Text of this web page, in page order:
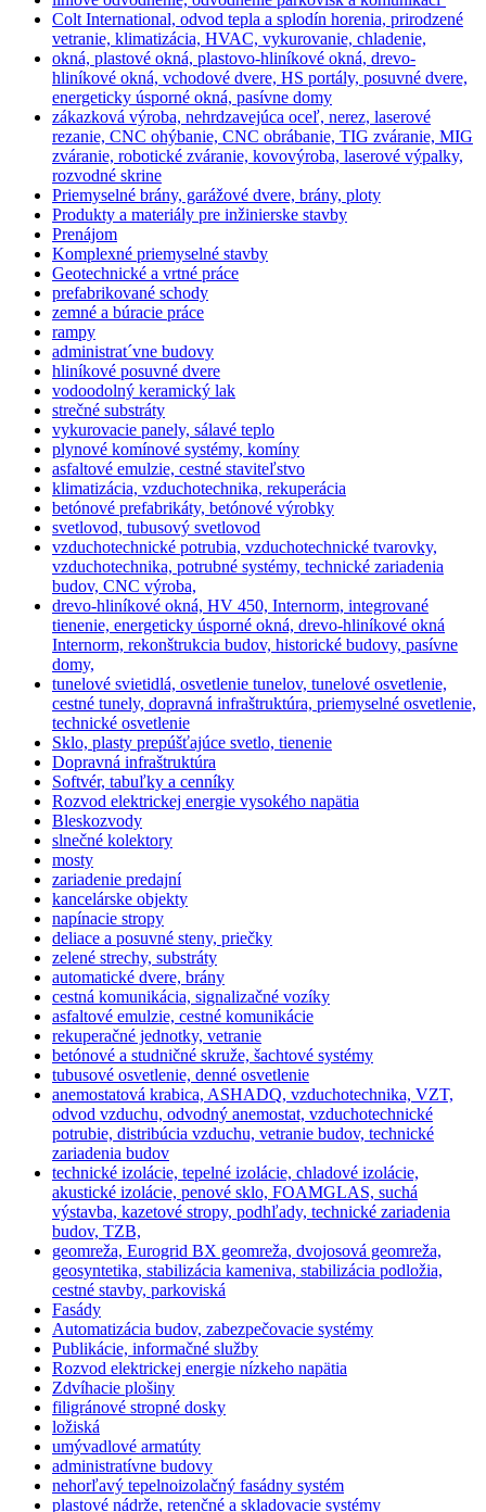
Colt International, odvod tepla a splodín horenia, prirodzené
vetranie, klimatizácia, HVAC, vykurovanie, chladenie,
okná, plastové okná, plastovo-hliníkové okná, drevo-
hliníkové okná, vchodové dvere, HS portály, posuvné dvere,
energeticky úsporné okná, pasívne domy
zákazková výroba, nehrdzavejúca oceľ, nerez, laserové
rezanie, CNC ohýbanie, CNC obrábanie, TIG zváranie, MIG
zváranie, robotické zváranie, kovovýroba, laserové výpalky,
rozvodné skrine
Priemyselné brány, garážové dvere, brány, ploty
Produkty a materiály pre inžinierske stavby
Prenájom
Komplexné priemyselné stavby
Geotechnické a vrtné práce
prefabrikované schody
zemné a búracie práce
rampy
administrat´vne budovy
hliníkové posuvné dvere
vodoodolný keramický lak
strečné substráty
vykurovacie panely, sálavé teplo
plynové komínové systémy, komíny
asfaltové emulzie, cestné staviteľstvo
klimatizácia, vzduchotechnika, rekuperácia
betónové prefabrikáty, betónové výrobky
svetlovod, tubusový svetlovod
vzduchotechnické potrubia, vzduchotechnické tvarovky,
vzduchotechnika, potrubné systémy, technické zariadenia
budov, CNC výroba,
drevo-hliníkové okná, HV 450, Internorm, integrované
tienenie, energeticky úsporné okná, drevo-hliníkové okná
Internorm, rekonštrukcia budov, historické budovy, pasívne
domy,
tunelové svietidlá, osvetlenie tunelov, tunelové osvetlenie,
cestné tunely, dopravná infraštruktúra, priemyselné osvetlenie,
technické osvetlenie
Sklo, plasty prepúšťajúce svetlo, tienenie
Dopravná infraštruktúra
Softvér, tabuľky a cenníky
Rozvod elektrickej energie vysokého napätia
Bleskozvody
slnečné kolektory
mosty
zariadenie predajní
kancelárske objekty
napínacie stropy
deliace a posuvné steny, priečky
zelené strechy, substráty
automatické dvere, brány
cestná komunikácia, signalizačné vozíky
asfaltové emulzie, cestné komunikácie
rekuperačné jednotky, vetranie
betónové a studničné skruže, šachtové systémy
tubusové osvetlenie, denné osvetlenie
anemostatová krabica, ASHADQ, vzduchotechnika, VZT,
odvod vzduchu, odvodný anemostat, vzduchotechnické
potrubie, distribúcia vzduchu, vetranie budov, technické
zariadenia budov
technické izolácie, tepelné izolácie, chladové izolácie,
akustické izolácie, penové sklo, FOAMGLAS, suchá
výstavba, kazetové stropy, podhľady, technické zariadenia
budov, TZB,
geomreža, Eurogrid BX geomreža, dvojosová geomreža,
geosyntetika, stabilizácia kameniva, stabilizácia podložia,
cestné stavby, parkoviská
Fasády
Automatizácia budov, zabezpečovacie systémy
Publikácie, informačné služby
Rozvod elektrickej energie nízkeho napätia
Zdvíhacie plošiny
filigránové stropné dosky
ložiská
umývadlové armatúty
administratívne budovy
nehorľavý tepelnoizolačný fasádny systém
plastové nádrže, retenčné a skladovacie systémy